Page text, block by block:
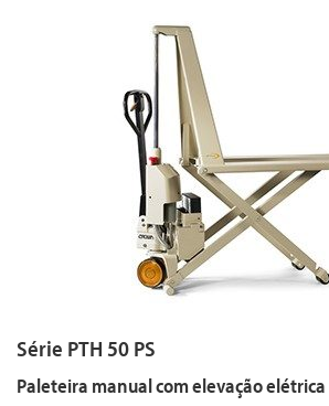
Série PTH 50 PS
Paleteira manual com elevação elétrica